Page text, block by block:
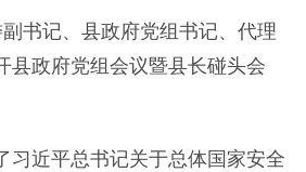
副书记、县政府党组书记、代理
县政府党组会议暨县长碰头会
习近平总书记关于总体国家安全